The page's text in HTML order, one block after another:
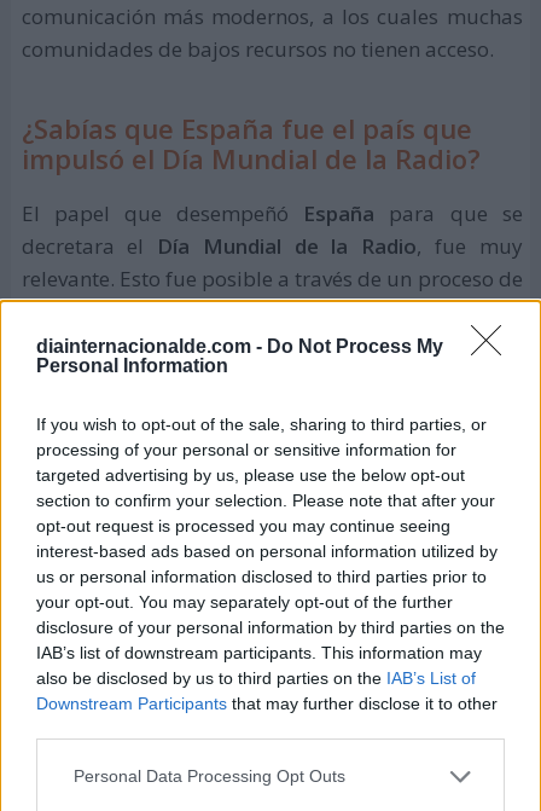
diainternacionalde.com - Do Not Process My
Personal Information
If you wish to opt-out of the sale, sharing to third parties, or
processing of your personal or sensitive information for
targeted advertising by us, please use the below opt-out
section to confirm your selection. Please note that after your
opt-out request is processed you may continue seeing
interest-based ads based on personal information utilized by
us or personal information disclosed to third parties prior to
your opt-out. You may separately opt-out of the further
disclosure of your personal information by third parties on the
IAB’s list of downstream participants. This information may
also be disclosed by us to third parties on the IAB’s List of
Downstream Participants that may further disclose it to other
Personal Data Processing Opt Outs
comunicación más modernos, a los cuales muchas
comunidades de bajos recursos no tienen acceso.
¿Sabías que España fue el país que
impulsó el Día Mundial de la Radio?
El papel que desempeñó España para que se
decretara el Día Mundial de la Radio, fue muy
relevante. Esto fue posible a través de un proceso de
consulta realizado en todo el país, contando con la
participación de distintos organismos no
gubernamentales y bilaterales, emisoras,
nacionales de la UNESCO.
El gran embajador fueJorge Álvarez, presidente de
laAcademia Española de la Radio, quien hizo la
petición ante laUNESCO, contando con la
aprobación y el respaldo absoluto de todos los
organismos involucrados.
Una vez respaldada, se propuso la fecha del 13 de
febrero para celebrar el Día Mundial de la Radio
que también fue la fecha en que se creó laRadio
Naciones Unidas .